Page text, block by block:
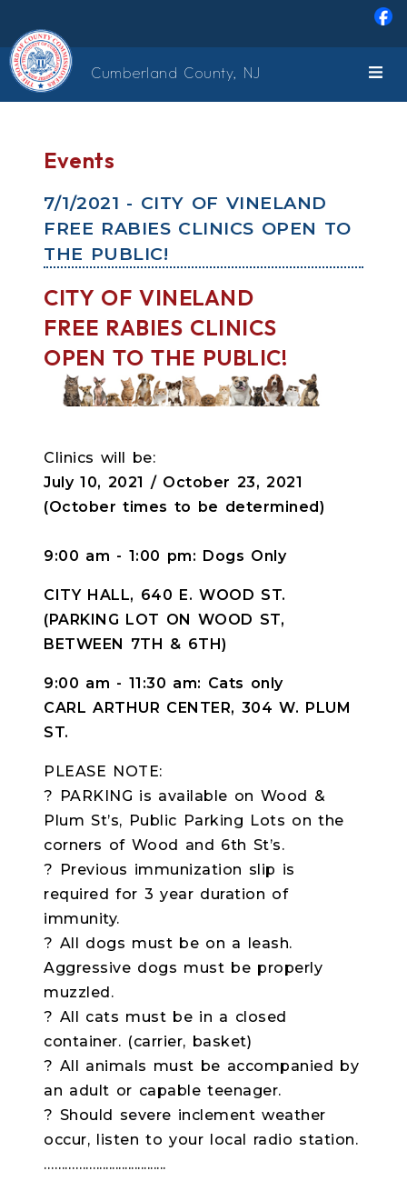
Cumberland County, NJ
Events
7/1/2021 - CITY OF VINELAND
FREE RABIES CLINICS OPEN TO
THE PUBLIC!
CITY OF VINELAND
FREE RABIES CLINICS
OPEN TO THE PUBLIC!
Clinics will be:
July 10, 2021 / October 23, 2021
(October times to be determined)
9:00 am - 1:00 pm: Dogs Only
CITY HALL, 640 E. WOOD ST.
(PARKING LOT ON WOOD ST,
BETWEEN 7TH & 6TH)
9:00 am - 11:30 am: Cats only
CARL ARTHUR CENTER, 304 W. PLUM
ST.
PLEASE NOTE:
? PARKING is available on Wood &
Plum St’s, Public Parking Lots on the
corners of Wood and 6th St’s.
? Previous immunization slip is
required for 3 year duration of
immunity.
? All dogs must be on a leash.
Aggressive dogs must be properly
muzzled.
? All cats must be in a closed
container. (carrier, basket)
? All animals must be accompanied by
an adult or capable teenager.
? Should severe inclement weather
occur, listen to your local radio station.
……………......................